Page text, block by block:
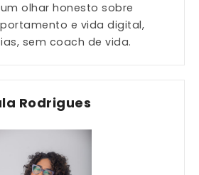
olhar honesto sobre
e vida digital,
sem coach de vida.
Rodrigues